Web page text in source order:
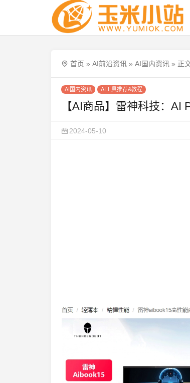
首页 » AI前沿资讯 » AI国内资讯 » 正
AI国内资讯 AI工具推荐&教程
【AI商品】雷神科技：AI
2024-05-10